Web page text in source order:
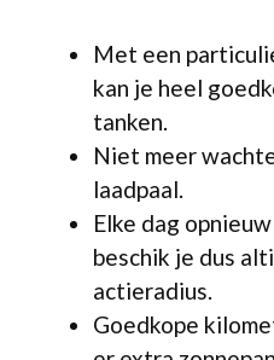
Met een
kan je heel
tanken.
Niet meer
laadpaal.
Elke dag
beschik je dus
actieradius.
Goedkope